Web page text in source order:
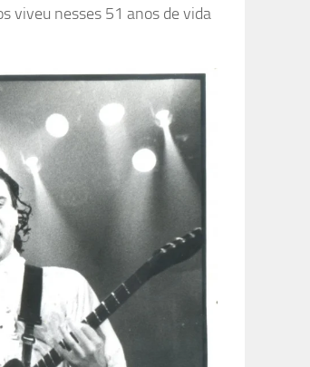
viveu nesses 51 anos de vida